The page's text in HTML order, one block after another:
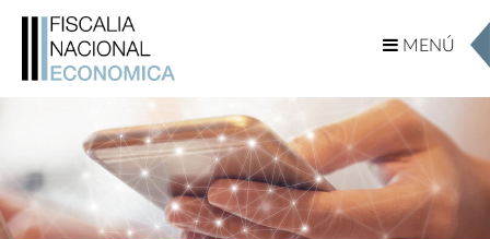
MENÚ
MENÚ